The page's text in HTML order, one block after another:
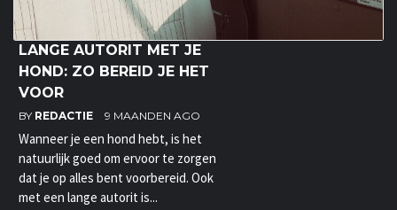
LANGE AUTORIT MET JE
HOND: ZO BEREID JE HET
VOOR
BY REDACTIE 9 MAANDEN AGO
Wanneer je een hond hebt, is het
natuurlijk goed om ervoor te zorgen
dat je op alles bent voorbereid. Ook
met een lange autorit is...